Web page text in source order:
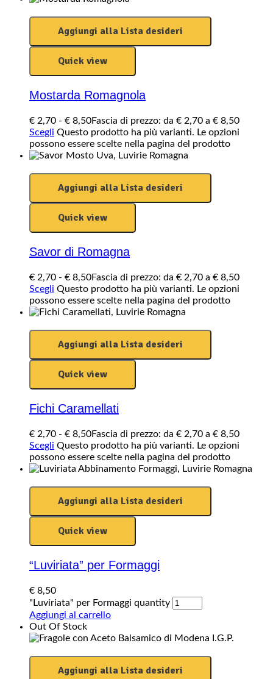
Aggiungi alla Lista desideri
Quick view
Mostarda Romagnola
€ 2,70 - € 8,50Fascia di prezzo: da € 2,70 a € 8,50
Scegli Questo prodotto ha più varianti. Le opzioni
possono essere scelte nella pagina del prodotto
Aggiungi alla Lista desideri
Quick view
Savor di Romagna
€ 2,70 - € 8,50Fascia di prezzo: da € 2,70 a € 8,50
Scegli Questo prodotto ha più varianti. Le opzioni
possono essere scelte nella pagina del prodotto
Aggiungi alla Lista desideri
Quick view
Fichi Caramellati
€ 2,70 - € 8,50Fascia di prezzo: da € 2,70 a € 8,50
Scegli Questo prodotto ha più varianti. Le opzioni
possono essere scelte nella pagina del prodotto
Aggiungi alla Lista desideri
Quick view
“Luviriata” per Formaggi
€ 8,50
"Luviriata" per Formaggi quantity
Aggiungi al carrello
Out Of Stock
Aggiungi alla Lista desideri